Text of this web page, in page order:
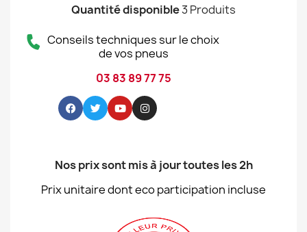
Quantité disponible3 Produits
Conseils techniques sur le choix
de vos pneus
03 83 89 77 75
Nos prix sont mis à jour toutes les 2h
Prix unitaire dont eco participation incluse